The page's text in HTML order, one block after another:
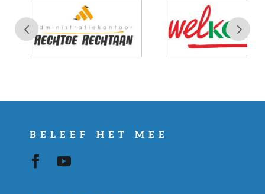
BELEEF HET MEE